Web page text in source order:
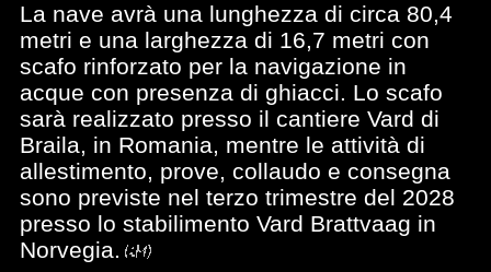
La nave avrà una lunghezza di circa 80,4
metri e una larghezza di 16,7 metri con
scafo rinforzato per la navigazione in
acque con presenza di ghiacci. Lo scafo
sarà realizzato presso il cantiere Vard di
Braila, in Romania, mentre le attività di
allestimento, prove, collaudo e consegna
sono previste nel terzo trimestre del 2028
presso lo stabilimento Vard Brattvaag in
Norvegia.